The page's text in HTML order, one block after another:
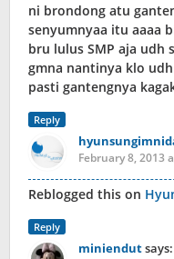
ni brondong atu
senyumnyaa itu aaaa
bru lulus SMP aja udh
gmna nantinya klo udh
pasti gantengnya
Reply
February 8, 2013
Reblogged this on
Reply
miniendutsays: